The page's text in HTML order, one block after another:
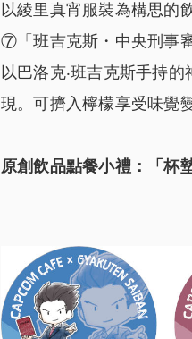
以綾里真宵服裝為構思的
⑦「班吉克斯・中央刑事
以巴洛克‧班吉克斯手持
現。可擠入檸檬享受味覺
原創飲品點餐小禮：「杯